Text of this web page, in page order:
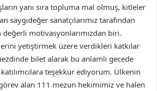
yanı sıra topluma mal olmuş, kitleler
saygıdeğer sanatçılarımız tarafından
motivasyonlarımızdan biri.
yetiştirmek üzere verdikleri katkılar
bilet alarak bu anlamlı gecede
teşekkür ediyorum. Ülkenin
alan 111 mezun hekimimiz ve halen